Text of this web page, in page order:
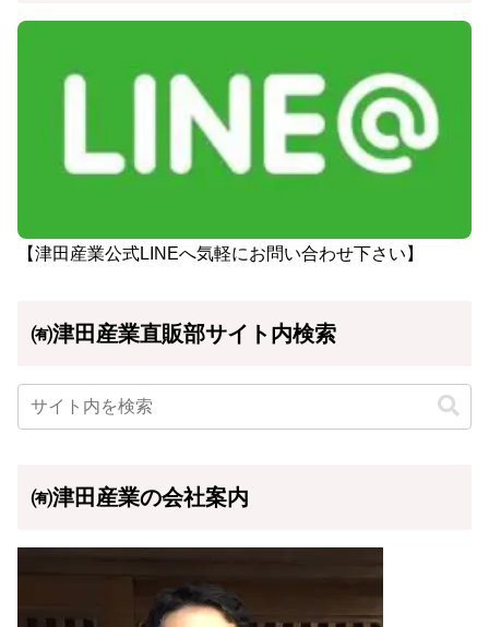
【津田産業公式LINEへ気軽にお問い合わせ下さい】
㈲津田産業直販部サイト内検索
㈲津田産業の会社案内